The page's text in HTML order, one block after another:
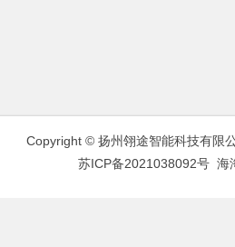
Copyright © 扬州翎途智能科技有限
苏ICP备2021038092号 海